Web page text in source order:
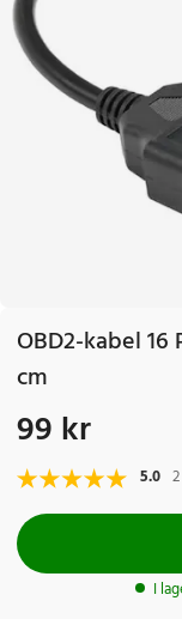
OBD2-kabel
cm
Pris: 99 kr
99 kr
5.0
I